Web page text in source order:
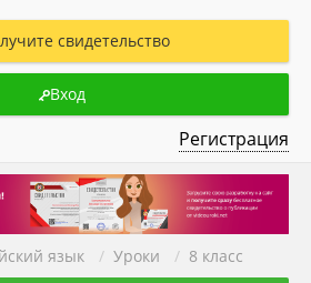
свидетельство
Вход
Регистрация
язык / Уроки / 8 класс